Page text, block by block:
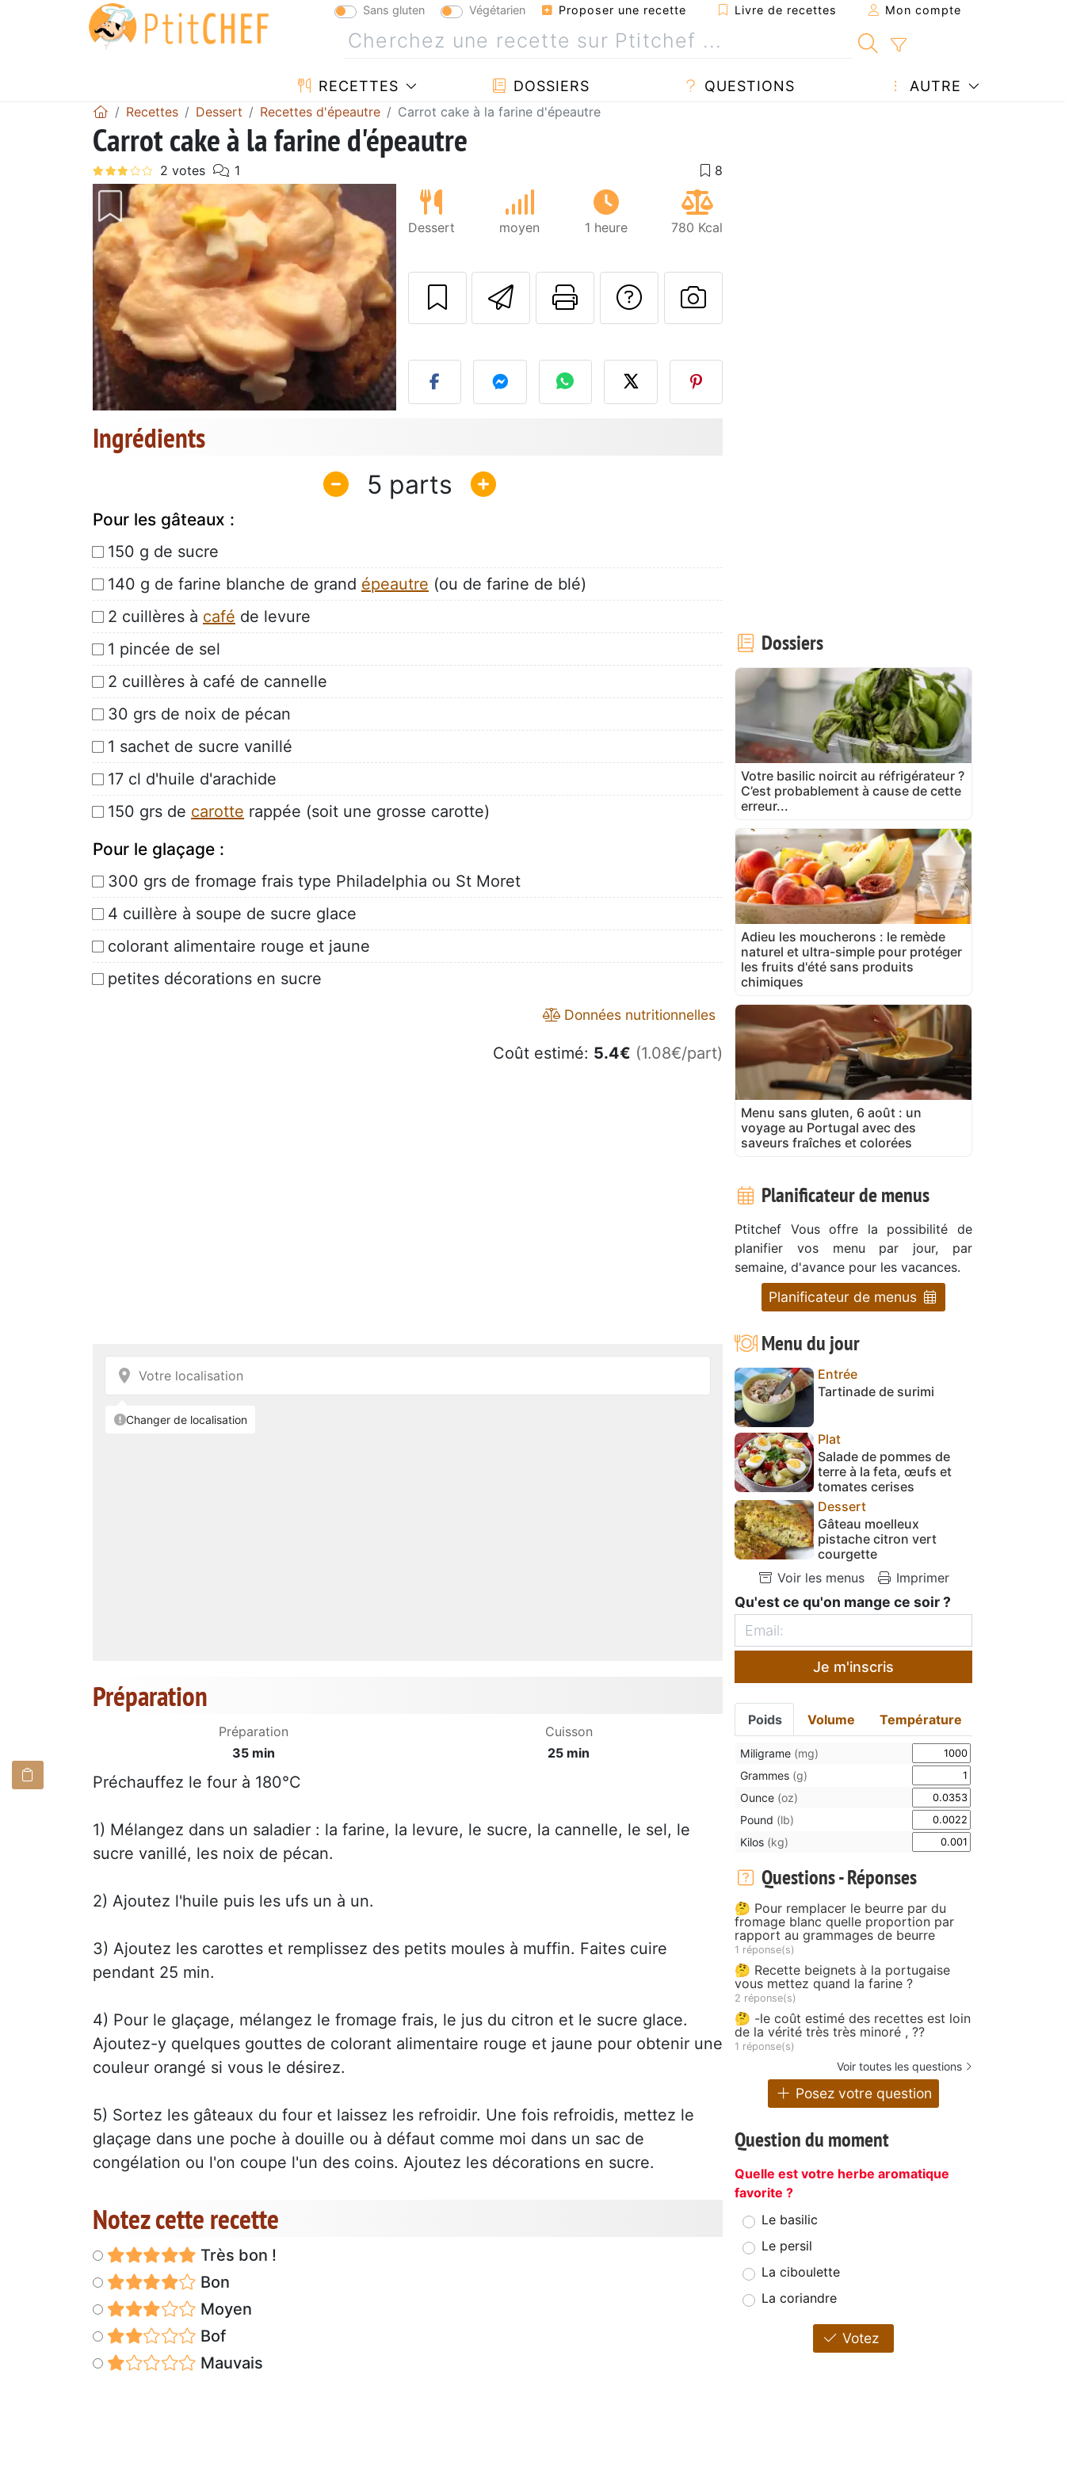
Sans gluten Végétarien Proposer une recette Livre de recettes Mon compte
RECETTES DOSSIERS QUESTIONS AUTRE
Recettes Dessert Recettes d'épeautre Carrot cake à la farine d'épeautre
Carrot cake à la farine d'épeautre
Dessert moyen 1 heure 780 Kcal
Envoyer cette recette à un ami
Imprimer cette page
Poser une question à l'auteur
Publier votre photo de cette
Ingrédients
5
Pour les gâteaux :
150 g de sucre
140 g de farine blanche de grand épeautre (ou de farine de blé)
2 cuillères à café de levure
1 pincée de sel
2 cuillères à café de cannelle
30 grs de noix de pécan
1 sachet de sucre vanillé
17 cl d'huile d'arachide
150 grs de carotte rappée (soit une grosse carotte)
Pour le glaçage :
300 grs de fromage frais type Philadelphia ou St Moret
4 cuillère à soupe de sucre glace
colorant alimentaire rouge et jaune
petites décorations en sucre
Données nutritionnelles
Coût estimé: 5.4€ (1.08€/part)
Préparation
Préparation
35 min
Cuisson
25 min
Préchauffez le four à 180°C
1) Mélangez dans un saladier : la farine, la levure, le sucre, la cannelle, le sel, le
sucre vanillé, les noix de pécan.
2) Ajoutez l'huile puis les ufs un à un.
3) Ajoutez les carottes et remplissez des petits moules à muffin. Faites cuire
pendant 25 min.
4) Pour le glaçage, mélangez le fromage frais, le jus du citron et le sucre glace.
Ajoutez-y quelques gouttes de colorant alimentaire rouge et jaune pour obtenir une
couleur orangé si vous le désirez.
5) Sortez les gâteaux du four et laissez les refroidir. Une fois refroidis, mettez le
glaçage dans une poche à douille ou à défaut comme moi dans un sac de
congélation ou l'on coupe l'un des coins. Ajoutez les décorations en sucre.
Notez cette recette
Très bon !
Bon
Moyen
Bof
Mauvais
Dossiers
Votre basilic noircit au réfrigérateur ?
C’est probablement à cause de cette
erreur...
Adieu les moucherons : le remède
naturel et ultra-simple pour protéger
les fruits d'été sans produits
chimiques
Menu sans gluten, 6 août : un
voyage au Portugal avec des
saveurs fraîches et colorées
Planificateur de menus
Ptitchef Vous offre la possibilité de
planifier vos menu par jour, par
semaine, d'avance pour les vacances.
Planificateur de menus
Menu du jour
Entrée
Tartinade de surimi
Plat
Salade de pommes de
terre à la feta, œufs et
tomates cerises
Dessert
Gâteau moelleux
pistache citron vert
courgette
Voir les menus
Imprimer
Qu'est ce qu'on mange ce soir ?
Je m'inscris
Poids Volume Température
Miligrame (mg)
Grammes (g)
Ounce (oz)
Pound (lb)
Kilos (kg)
Questions - Réponses
🤔 Pour remplacer le beurre par du
fromage blanc quelle proportion par
rapport au grammages de beurre
1 réponse(s)
🤔 Recette beignets à la portugaise
vous mettez quand la farine ?
2 réponse(s)
🤔 -le coût estimé des recettes est loin
de la vérité très très minoré , ??
1 réponse(s)
Voir toutes les questions
Posez votre question
Question du moment
Quelle est votre herbe aromatique
favorite ?
Le basilic
Le persil
La ciboulette
La coriandre
Votez